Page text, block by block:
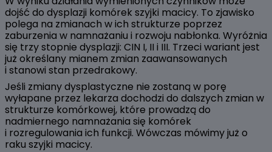
dojść do dysplazji komórek szyjki macicy. To zjawisko
polega na zmianach w ich strukturze poprzez
zaburzenia w namnażaniu i rozwoju nabłonka. Wyróżnia
się trzy stopnie dysplazji: CIN I, II i III. Trzeci wariant jest
już określany mianem zmian zaawansowanych
i stanowi stan przedrakowy.
Jeśli zmiany dysplastyczne nie zostaną w porę
wyłapane przez lekarza dochodzi do dalszych zmian w
strukturze komórkowej, które prowadzą do
nadmiernego namnażania się komórek
i rozregulowania ich funkcji. Wówczas mówimy już o
raku szyjki macicy.